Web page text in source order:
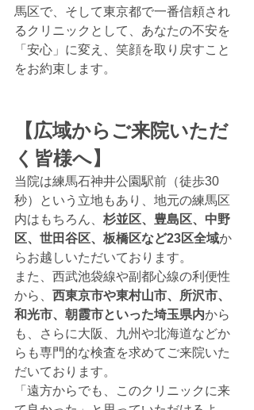
馬区で、そして東京都で一番信頼され
るクリニックとして、あなたの不安を
「安心」に変え、笑顔を取り戻すこと
をお約束します。
【広域からご来院いただ
く皆様へ】
当院は練馬石神井公園駅前（徒歩30
秒）という立地もあり、地元の練馬区
内はもちろん、 杉並区、豊島区、中野
区、世田谷区、板橋区など23区全域か
らお越しいただいております。
また、西武池袋線や副都心線の利便性
から、 西東京市や東村山市、所沢市、
和光市、朝霞市といった埼玉県内から
も、さらに大阪、九州や北海道などか
らも専門的な検査を求めてご来院いた
だいております。
「遠方からでも、このクリニックに来